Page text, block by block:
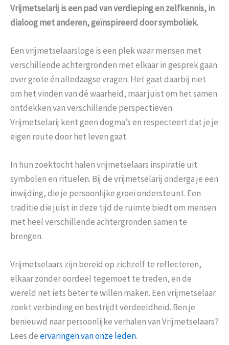
Vrijmetselarij is een pad van verdieping en zelfkennis, in
dialoog met anderen, geïnspireerd door symboliek.
Een vrijmetselaarsloge is een plek waar mensen met
verschillende achtergronden met elkaar in gesprek gaan
over grote én alledaagse vragen. Het gaat daarbij niet
om het vinden van dé waarheid, maar juist om het samen
ontdekken van verschillende perspectieven.
Vrijmetselarij kent geen dogma’s en respecteert dat je je
eigen route door het leven gaat.
In hun zoektocht halen vrijmetselaars inspiratie uit
symbolen en rituelen. Bij de vrijmetselarij onderga je een
inwijding, die je persoonlijke groei ondersteunt. Een
traditie die juist in deze tijd de ruimte biedt om mensen
met heel verschillende achtergronden samen te
brengen.
Vrijmetselaars zijn bereid op zichzelf te reflecteren,
elkaar zonder oordeel tegemoet te treden, en de
wereld net iets beter te willen maken. Een vrijmetselaar
zoekt verbinding en bestrijdt verdeeldheid. Ben je
benieuwd naar persoonlijke verhalen van Vrijmetselaars?
Lees deervaringen van onze leden.